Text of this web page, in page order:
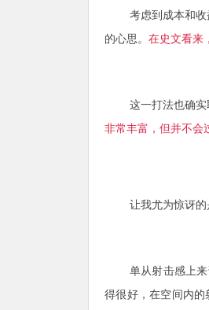
考虑到成本和
的心思。 在史文看来
这一打法也确
非常丰富，但并不会
让我尤为惊讶的
单从射击感上
得很好，在空间内